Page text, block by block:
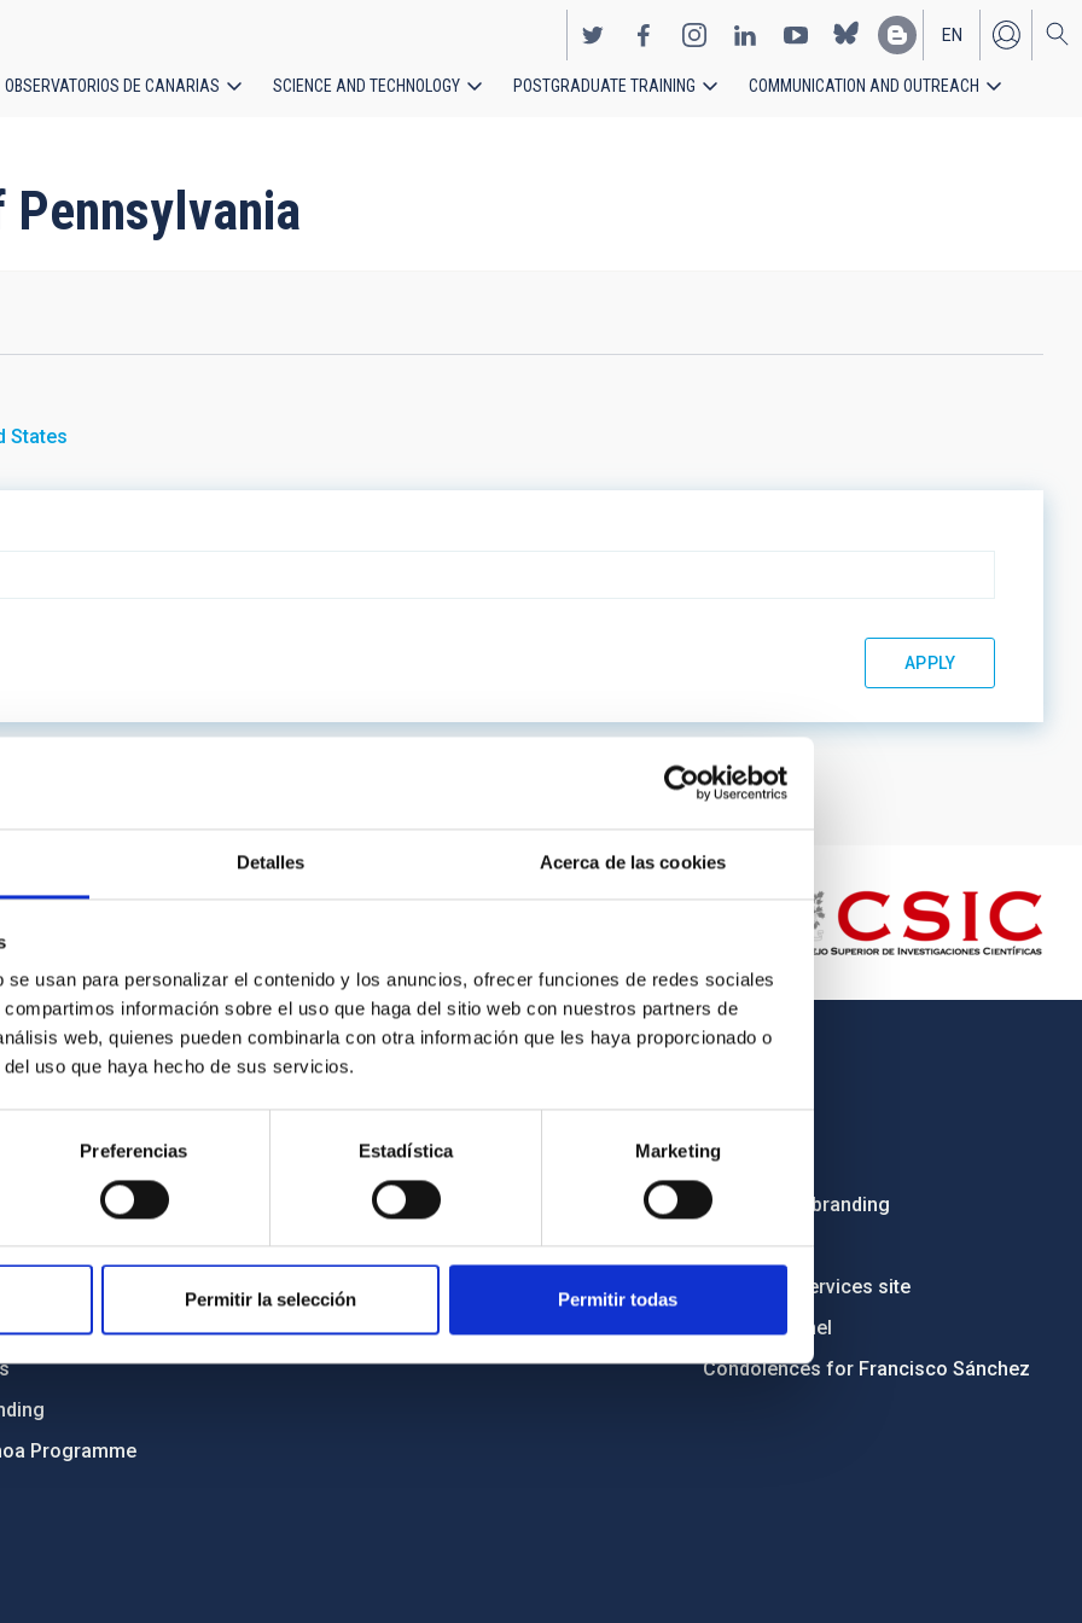
Detalles Acerca de las cookies
usan para personalizar el contenido y los anuncios, ofrecer funciones de redes sociales
información sobre el uso que haga del sitio web con nuestros partners de
web, quienes pueden combinarla con otra información que les haya proporcionado o
uso que haya hecho de sus servicios.
Preferencias Estadística Marketing
Permitir la selección Permitir todas
EN
ES
OBSERVATORIOS DE CANARIAS SCIENCE AND TECHNOLOGY POSTGRADUATE TRAINING COMMUNICATION AND OUTREACH
States
and anti-fraud policy
and diversity
Programme
IAC PORTAL
Privacy policy
Legal notice
Cookies policy
Accessibility
Tenders
Institutional branding
RSS
Electronic services site
Ethics channel
Condolences for Francisco Sánchez